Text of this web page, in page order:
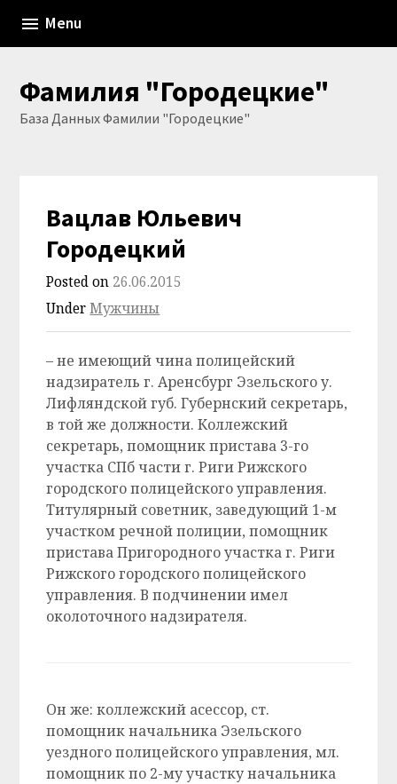
content
Menu
Фамилия "Городецкие"
База Данных Фамилии "Городецкие"
Вацлав Юльевич
Городецкий
Posted on 26.06.2015
UnderМужчины
– не имеющий чина полицейский
надзиратель г. Аренсбург Эзельского у.
Лифляндской губ. Губернский секретарь,
в той же должности. Коллежский
секретарь, помощник пристава 3-го
участка СПб части г. Риги Рижского
городского полицейского управления.
Титулярный советник, заведующий 1-м
участком речной полиции, помощник
пристава Пригородного участка г. Риги
Рижского городского полицейского
управления. В подчинении имел
околоточного надзирателя.
Он же: коллежский асессор, ст.
помощник начальника Эзельского
уездного полицейского управления, мл.
помощник по 2-му участку начальника